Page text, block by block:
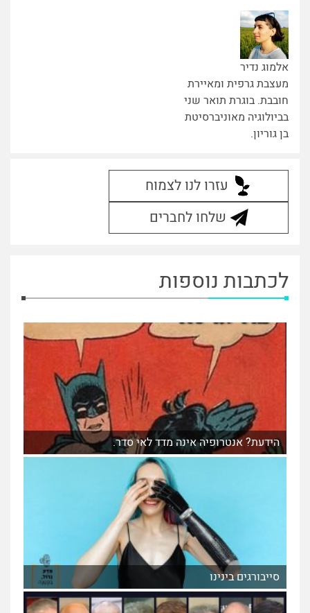
אלמוג נדיר
מעצבת גרפית ומאיירת
חובבת. בוגרת תואר שני
בביולוגיה מאוניברסיטת
בן גוריון.
עזרו לנו לצמוח
שלחו לחברים
לכתבות נוספות
הידעת? אנטרופיה אינה מדד לאי סדר.
סייבורגים בינינו